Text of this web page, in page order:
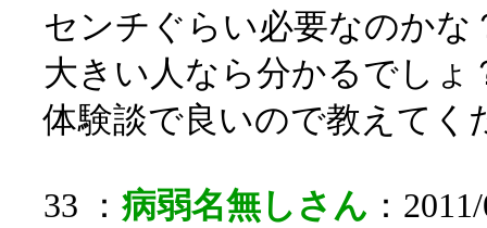
センチぐらい必要なのかな
大きい人なら分かるでしょ
体験談で良いので教えてく
33 ： 病弱名無しさん ：